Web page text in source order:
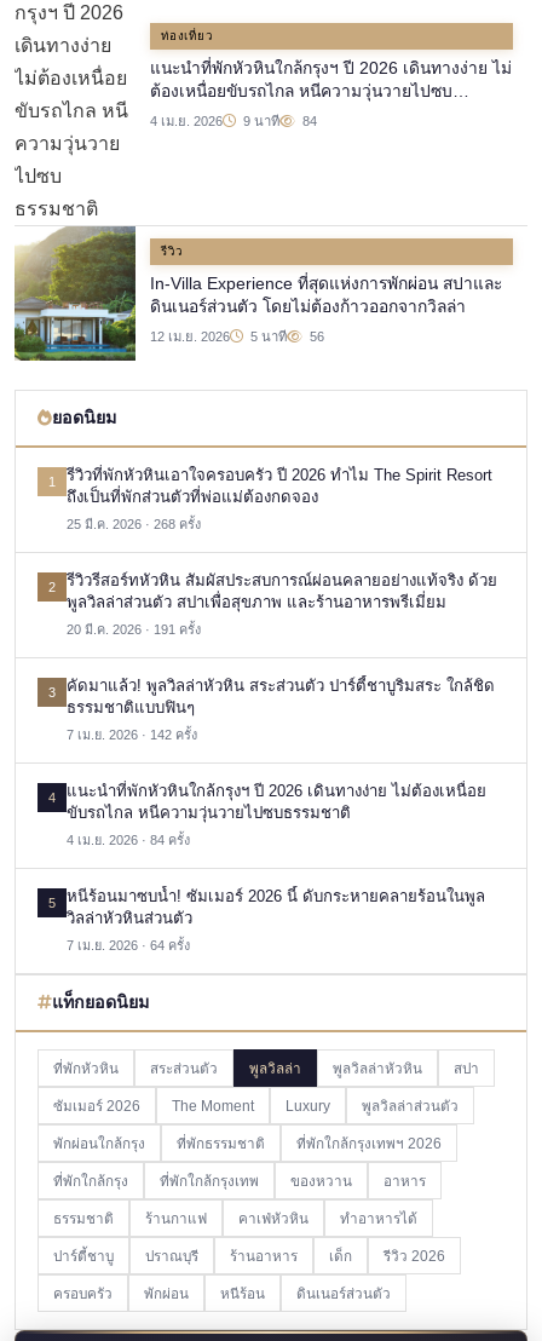
ท่องเที่ยว
แนะนำที่พักหัวหินใกล้กรุงฯ ปี 2026 เดินทางง่าย ไม่
ต้องเหนื่อยขับรถไกล หนีความวุ่นวายไปซบ
ธรรมชาติ
4 เม.ย. 2026 9 นาที 84
รีวิว
In-Villa Experience ที่สุดแห่งการพักผ่อน สปาและ
ดินเนอร์ส่วนตัว โดยไม่ต้องก้าวออกจากวิลล่า
12 เม.ย. 2026 5 นาที 56
ยอดนิยม
1
รีวิวที่พักหัวหินเอาใจครอบครัว ปี 2026 ทำไม The Spirit Resort
ถึงเป็นที่พักส่วนตัวที่พ่อแม่ต้องกดจอง
25 มี.ค. 2026 · 268 ครั้ง
2
รีวิวรีสอร์ทหัวหิน สัมผัสประสบการณ์ผ่อนคลายอย่างแท้จริง ด้วย
พูลวิลล่าส่วนตัว สปาเพื่อสุขภาพ และร้านอาหารพรีเมี่ยม
20 มี.ค. 2026 · 191 ครั้ง
3
คัดมาแล้ว! พูลวิลล่าหัวหิน สระส่วนตัว ปาร์ตี้ชาบูริมสระ ใกล้ชิด
ธรรมชาติแบบฟินๆ
7 เม.ย. 2026 · 142 ครั้ง
4
แนะนำที่พักหัวหินใกล้กรุงฯ ปี 2026 เดินทางง่าย ไม่ต้องเหนื่อย
ขับรถไกล หนีความวุ่นวายไปซบธรรมชาติ
4 เม.ย. 2026 · 84 ครั้ง
5
หนีร้อนมาซบน้ำ! ซัมเมอร์ 2026 นี้ ดับกระหายคลายร้อนในพูล
วิลล่าหัวหินส่วนตัว
7 เม.ย. 2026 · 64 ครั้ง
แท็กยอดนิยม
ที่พักหัวหิน สระส่วนตัว พูลวิลล่า พูลวิลล่าหัวหิน สปา
ซัมเมอร์ 2026 The Moment Luxury พูลวิลล่าส่วนตัว
พักผ่อนใกล้กรุง ที่พักธรรมชาติ ที่พักใกล้กรุงเทพฯ 2026
ที่พักใกล้กรุง ที่พักใกล้กรุงเทพ ของหวาน อาหาร
ธรรมชาติ ร้านกาแฟ คาเฟ่หัวหิน ทำอาหารได้
ปาร์ตี้ชาบู ปราณบุรี ร้านอาหาร เด็ก รีวิว 2026
ครอบครัว พักผ่อน หนีร้อน ดินเนอร์ส่วนตัว